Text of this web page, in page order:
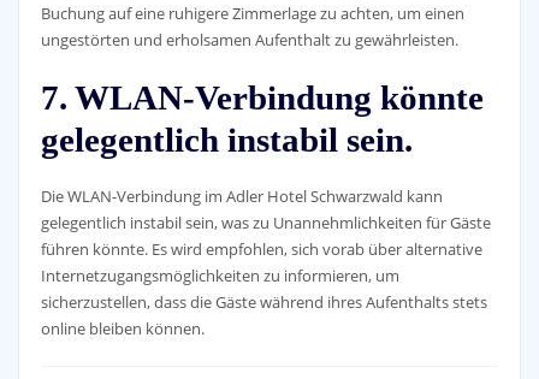
Buchung auf eine ruhigere Zimmerlage zu achten, um einen
ungestörten und erholsamen Aufenthalt zu gewährleisten.
7. WLAN-Verbindung könnte
gelegentlich instabil sein.
Die WLAN-Verbindung im Adler Hotel Schwarzwald kann
gelegentlich instabil sein, was zu Unannehmlichkeiten für Gäste
führen könnte. Es wird empfohlen, sich vorab über alternative
Internetzugangsmöglichkeiten zu informieren, um
sicherzustellen, dass die Gäste während ihres Aufenthalts stets
online bleiben können.